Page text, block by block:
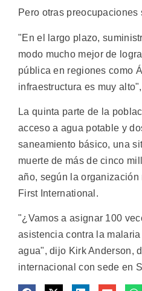
Pero otras preocupaciones
"En el largo plazo,
modo mucho mejor de
pública en regiones como
infraestructura es muy
La quinta parte de la
acceso a agua potable y
saneamiento básico, una
muerte de más de cinco
año, según la organización
First International.
"¿Vamos a asignar 100
asistencia contra la
agua", dijo Kirk Anderson,
internacional con sede en